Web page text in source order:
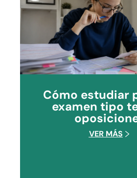
Cómo estudiar
examen tipo
VER MÁS